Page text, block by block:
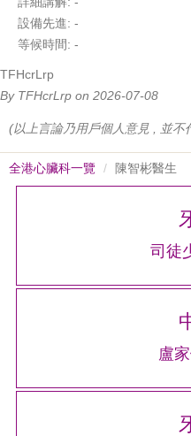
設備先進: -
等候時間: -
TFHcrLrp
By TFHcrLrp on 2026-07-08
(以上言論乃用戶個人意見 , 並不
全港心臟科一覽 陳智彬醫生
司徒
盧